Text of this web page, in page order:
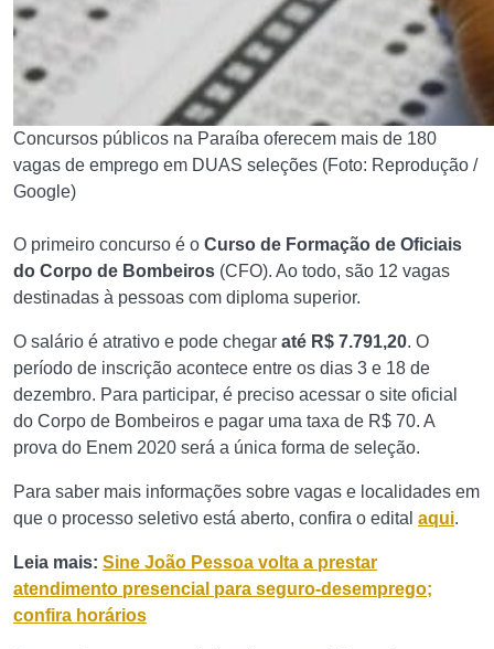
Concursos públicos na Paraíba oferecem mais de 180
vagas de emprego em DUAS seleções (Foto: Reprodução /
Google)
O primeiro concurso é o Curso de Formação de Oficiais
do Corpo de Bombeiros (CFO). Ao todo, são 12 vagas
destinadas à pessoas com diploma superior.
O salário é atrativo e pode chegar até R$ 7.791,20. O
período de inscrição acontece entre os dias 3 e 18 de
dezembro. Para participar, é preciso acessar o site oficial
do Corpo de Bombeiros e pagar uma taxa de R$ 70. A
prova do Enem 2020 será a única forma de seleção.
Para saber mais informações sobre vagas e localidades em
que o processo seletivo está aberto, confira o edital aqui.
Leia mais: Sine João Pessoa volta a prestar
atendimento presencial para seguro-desemprego;
confira horários